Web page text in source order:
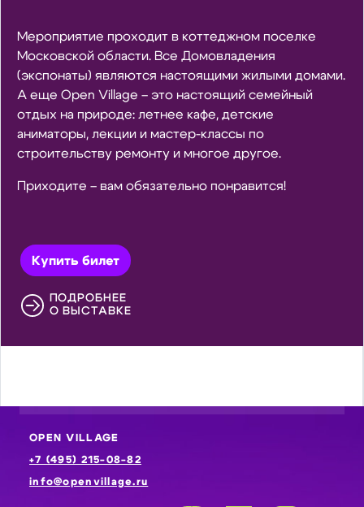
Мероприятие проходит в коттеджном поселке
Московской области. Все Домовладения
(экспонаты) являются настоящими жилыми домами.
А еще Open Village – это настоящий семейный
отдых на природе: летнее кафе, детские
аниматоры, лекции и мастер-классы по
строительству ремонту и многое другое.
Приходите – вам обязательно понравится!
Купить билет
ПОДРОБНЕЕ
О ВЫСТАВКЕ
OPEN VILLAGE
+7 (495) 215-08-82
info@openvillage.ru